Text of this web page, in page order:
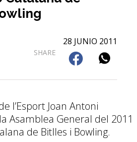
28 JUNIO 2011
SHARE
l’Esport Joan Antoni
Asamblea General del 2011
de Bitlles i Bowling.